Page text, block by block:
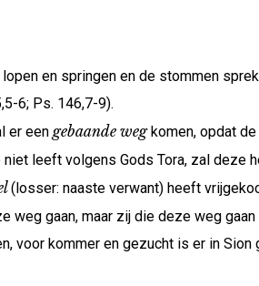
en springen en de stommen
6; Ps. 146,7-9).
er een gebaande wegkomen, opdat
niet leeft volgens Gods Tora, zal deze
(losser: naaste verwant) heeft
weg gaan, maar zij die deze weg
voor kommer en gezucht is er in Sion